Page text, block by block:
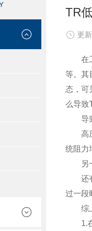
TR
更
在工
等。其
态，可
么导致
导
高压
统阻力
另一
还有
过一段
综上
1.在